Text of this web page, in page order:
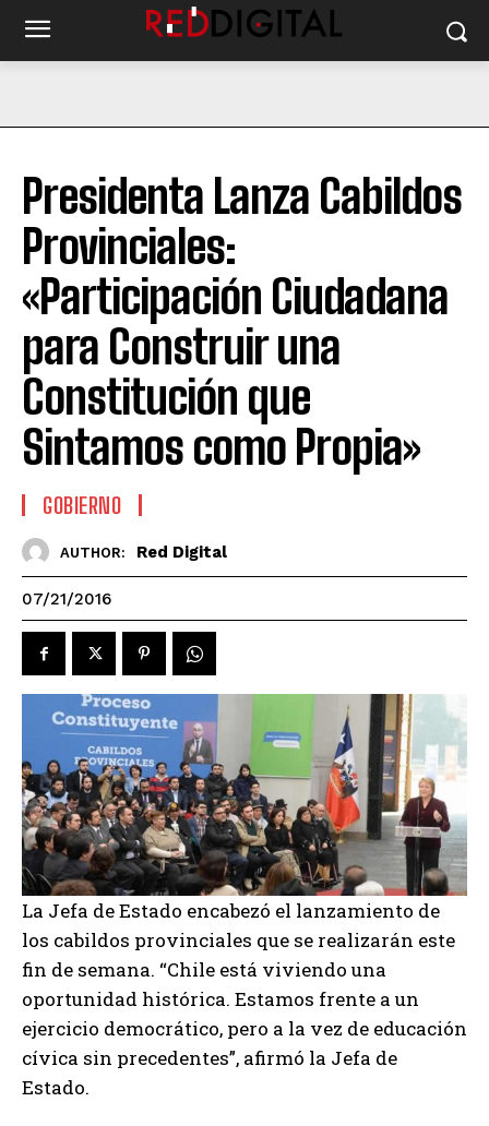
Presidenta Lanza Cabildos
Provinciales:
«Participación Ciudadana
para Construir una
Constitución que
Sintamos como Propia»
GOBIERNO
AUTHOR: Red Digital
07/21/2016
La Jefa de Estado encabezó el lanzamiento de
los cabildos provinciales que se realizarán este
fin de semana. “Chile está viviendo una
oportunidad histórica. Estamos frente a un
ejercicio democrático, pero a la vez de educación
cívica sin precedentes”, afirmó la Jefa de
Estado.